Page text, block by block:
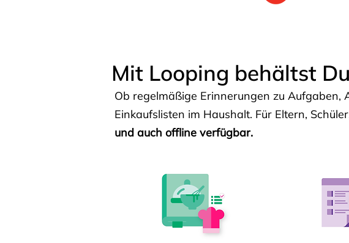
Mit Looping behältst
Ob regelmäßige Erinnerungen zu Aufgaben,
Einkaufslisten im Haushalt. Für Eltern,
und auch offline verfügbar.